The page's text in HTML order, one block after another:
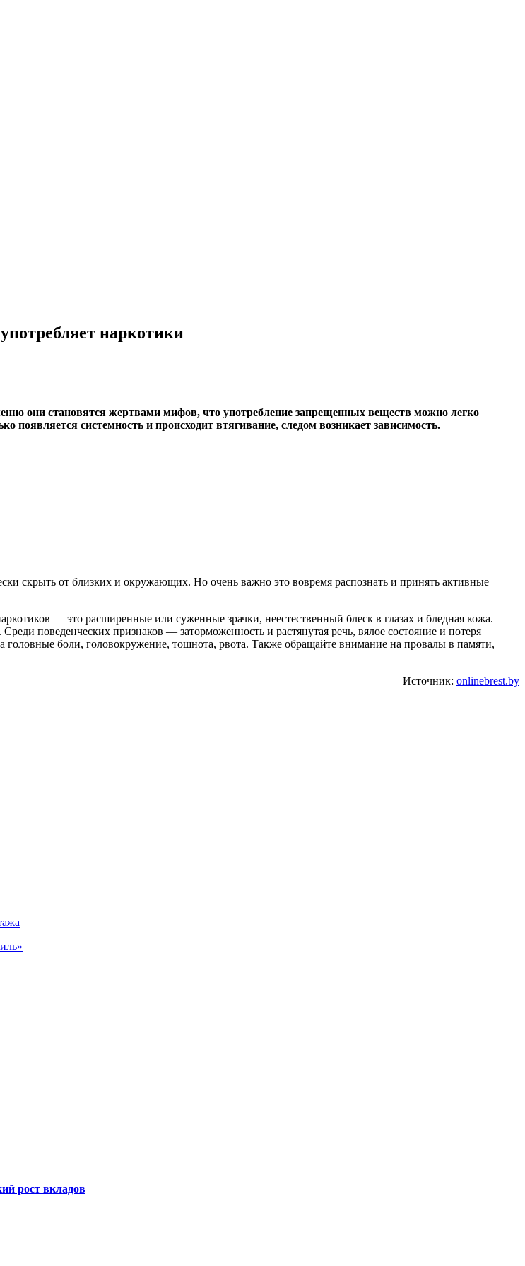
наркотики
они становятся жертвами мифов, что употребление запрещенных веществ можно легко
системность и происходит втягивание, следом возникает зависимость.
скрыть от близких и окружающих. Но очень важно это вовремя распознать и принять активные
— это расширенные или суженные зрачки, неестественный блеск в глазах и бледная кожа.
поведенческих признаков — заторможенность и растянутая речь, вялое состояние и потеря
головные боли, головокружение, тошнота, рвота. Также обращайте внимание на провалы в памяти,
Источник: onlinebrest.by
рост вкладов